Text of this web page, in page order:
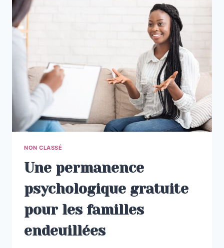
NON CLASSÉ
Une permanence
psychologique gratuite
pour les familles
endeuillées